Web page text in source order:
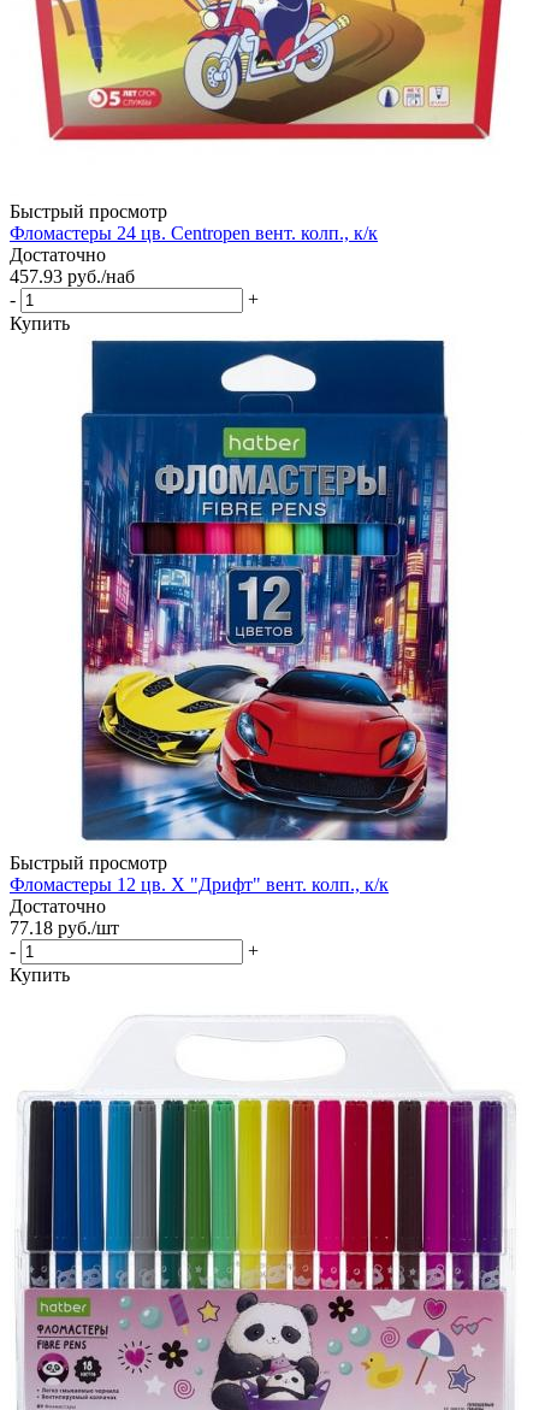
Быстрый просмотр
Фломастеры 24 цв. Centropen вент. колп., к/к
Достаточно
457.93 руб./наб
-
+
Купить
Быстрый просмотр
Фломастеры 12 цв. Х "Дрифт" вент. колп., к/к
Достаточно
77.18 руб./шт
-
+
Купить